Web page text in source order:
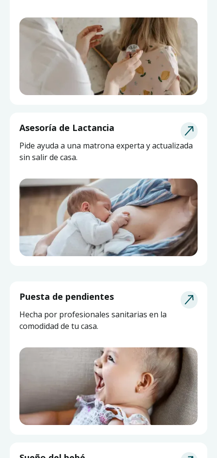
Puesta de pendientes
Hecha por profesionales sanitarias en la
comodidad de tu casa.
Asesoría de Lactancia
Pide ayuda a una matrona experta y actualizada
sin salir de casa.